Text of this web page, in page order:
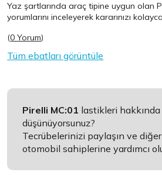
Yaz şartlarında araç tipine uygun olan
yorumlarını inceleyerek kararınızı
(0 Yorum)
Tüm ebatları görüntüle
Pirelli MC:01 lastikleri
düşünüyorsunuz?
Tecrübelerinizi paylaşın ve diğer
otomobil sahiplerine yardımcı